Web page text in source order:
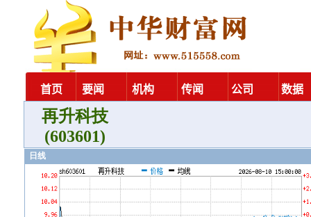
再升科技
(603601)
日线